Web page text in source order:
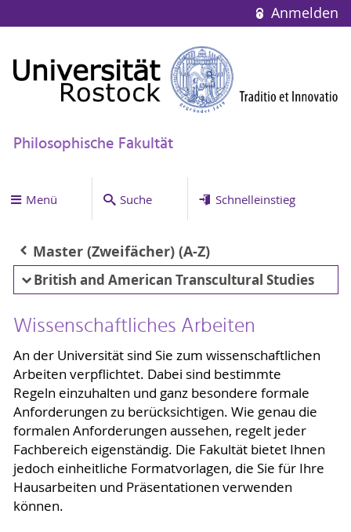
Anmelden
Philosophische Fakultät
Menü Suche Schnelleinstieg
Master (Zweifächer) (A-Z)
British and American Transcultural Studies
Wissenschaftliches Arbeiten
An der Universität sind Sie zum wissenschaftlichen
Arbeiten verpflichtet. Dabei sind bestimmte
Regeln einzuhalten und ganz besondere formale
Anforderungen zu berücksichtigen. Wie genau die
formalen Anforderungen aussehen, regelt jeder
Fachbereich eigenständig. Die Fakultät bietet Ihnen
jedoch einheitliche Formatvorlagen, die Sie für Ihre
Hausarbeiten und Präsentationen verwenden
können.